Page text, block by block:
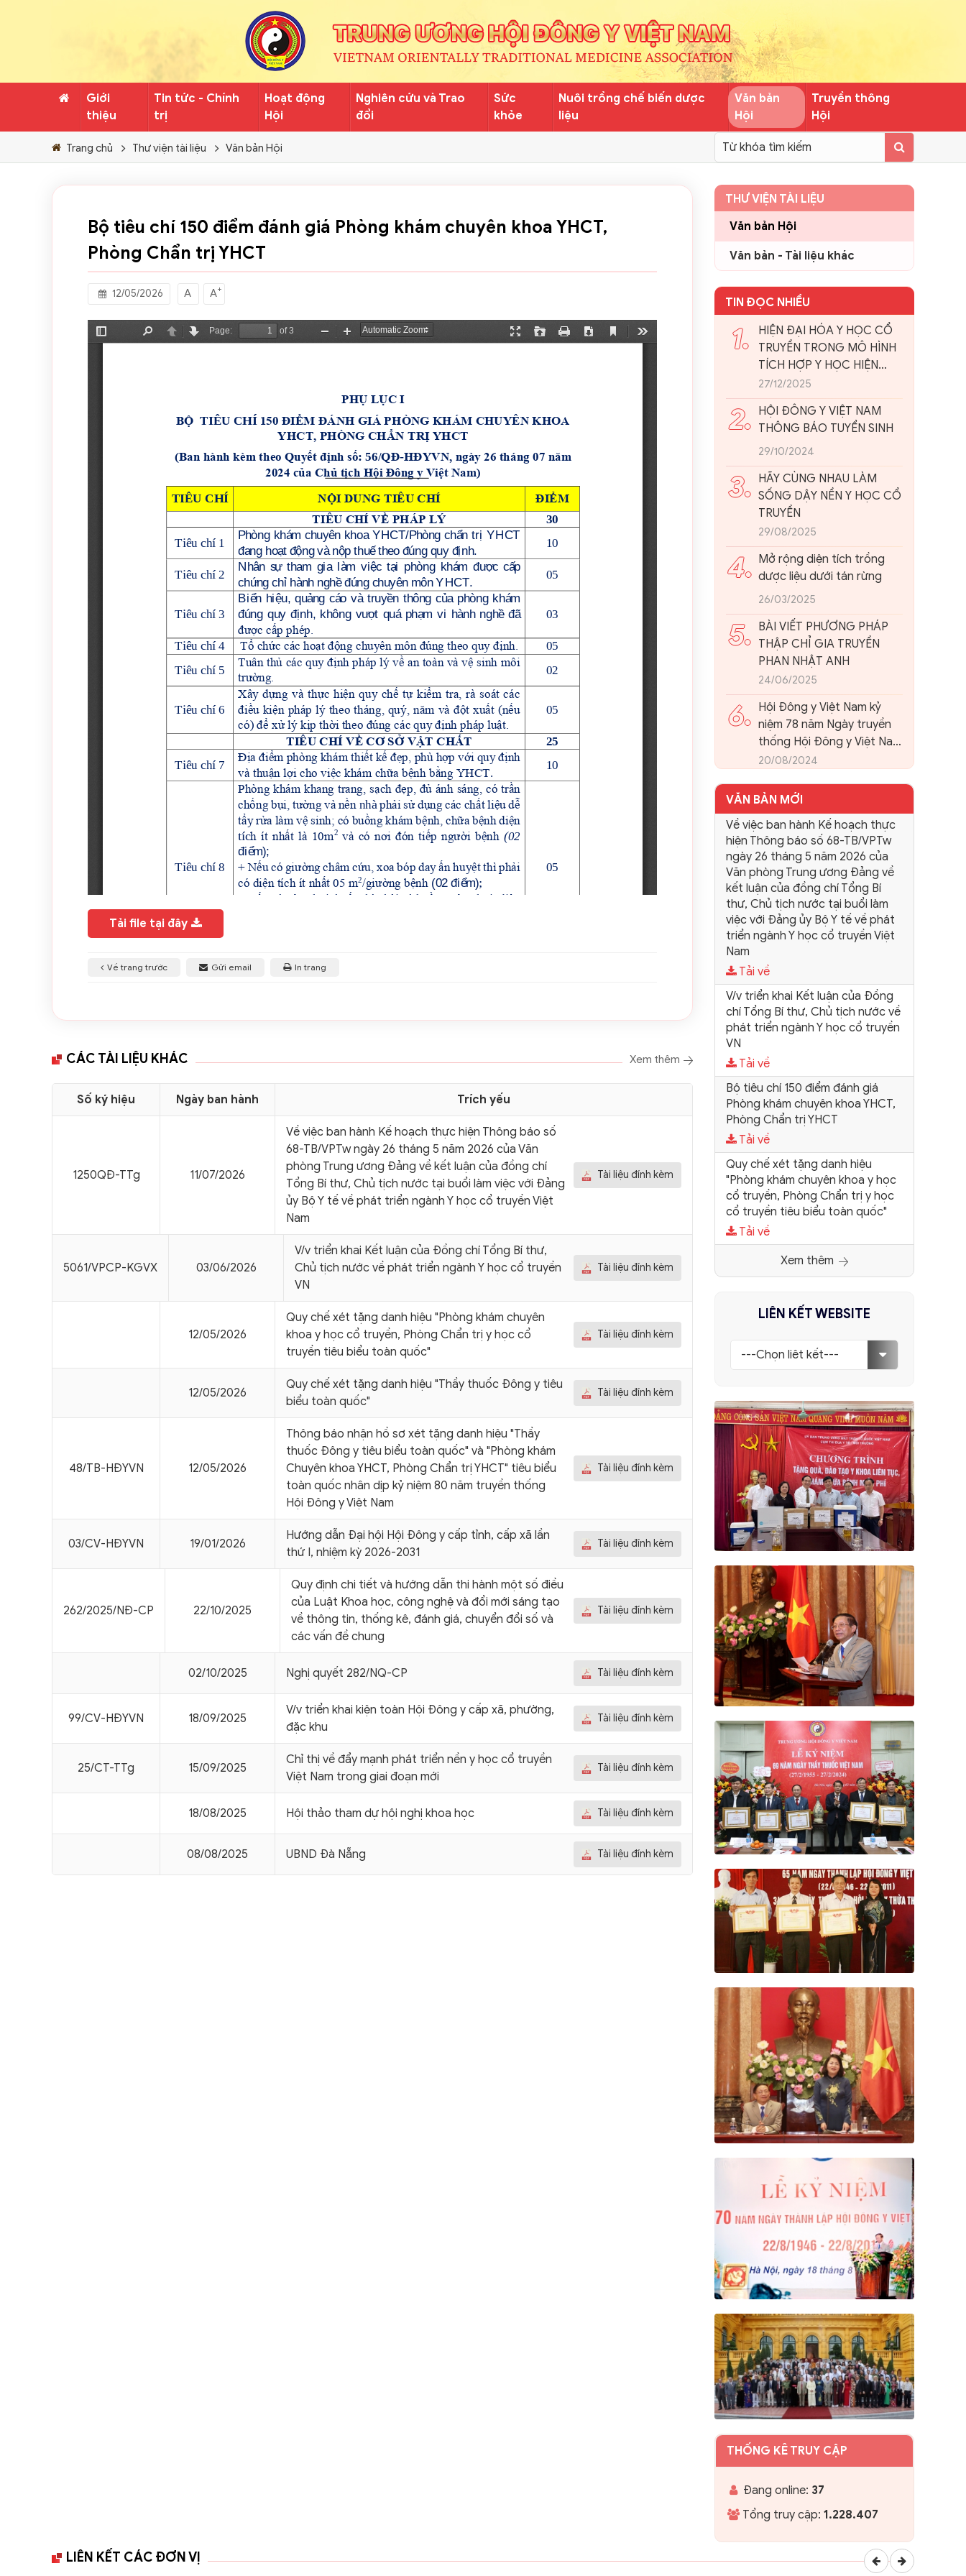
Giới
thiệu
Tin tức - Chính
trị
Hoạt động
Hội
Nghiên cứu và Trao
đổi
Sức
khỏe
Nuôi trồng chế biến dược
liệu
Văn bản
Hội
Truyền thông
Hội
Trang chủ Thư viện tài liệu Văn bản Hội
Bộ tiêu chí 150 điểm đánh giá Phòng khám chuyên khoa YHCT,
Phòng Chẩn trị YHCT
12/05/2026 A A+
Tải file tại đây
Về trang trước Gửi email In trang
CÁC TÀI LIỆU KHÁC Xem thêm
Số ký hiệu Ngày ban hành Trích yếu
1250QÐ-TTg 11/07/2026
Về việc ban hành Kế hoạch thực hiện Thông báo số
68-TB/VPTw ngày 26 tháng 5 năm 2026 của Văn
phòng Trung ương Đảng về kết luận của đồng chí
Tổng Bí thư, Chủ tịch nước tại buổi làm việc với Đảng
ủy Bộ Y tế về phát triển ngành Y học cổ truyền Việt
Nam
Tài liệu đính kèm
5061/VPCP-KGVX 03/06/2026
V/v triển khai Kết luận của Đồng chí Tổng Bí thư,
Chủ tịch nước về phát triển ngành Y học cổ truyền
VN
Tài liệu đính kèm
12/05/2026
Quy chế xét tặng danh hiệu "Phòng khám chuyên
khoa y học cổ truyền, Phòng Chẩn trị y học cổ
truyền tiêu biểu toàn quốc"
Tài liệu đính kèm
12/05/2026
Quy chế xét tặng danh hiệu "Thầy thuốc Đông y tiêu
biểu toàn quốc"
Tài liệu đính kèm
48/TB-HÐYVN 12/05/2026
Thông báo nhận hồ sơ xét tặng danh hiệu "Thầy
thuốc Đông y tiêu biểu toàn quốc" và "Phòng khám
Chuyên khoa YHCT, Phòng Chẩn trị YHCT" tiêu biểu
toàn quốc nhân dịp kỷ niệm 80 năm truyền thống
Hội Đông y Việt Nam
Tài liệu đính kèm
03/CV-HÐYVN 19/01/2026
Hướng dẫn Đại hội Hội Đông y cấp tỉnh, cấp xã lần
thứ I, nhiệm kỳ 2026-2031
Tài liệu đính kèm
262/2025/NÐ-CP 22/10/2025
Quy định chi tiết và hướng dẫn thi hành một số điều
của Luật Khoa học, công nghệ và đổi mới sáng tạo
về thông tin, thống kê, đánh giá, chuyển đổi số và
các vấn đề chung
Tài liệu đính kèm
02/10/2025 Nghị quyết 282/NQ-CP Tài liệu đính kèm
99/CV-HÐYVN 18/09/2025
V/v triển khai kiện toàn Hội Đông y cấp xã, phường,
đặc khu
Tài liệu đính kèm
25/CT-TTg 15/09/2025
Chỉ thị về đẩy mạnh phát triển nền y học cổ truyền
Việt Nam trong giai đoạn mới
Tài liệu đính kèm
18/08/2025 Hội thảo tham dự hội nghị khoa học Tài liệu đính kèm
08/08/2025 UBND Đà Nẵng Tài liệu đính kèm
THƯ VIỆN TÀI LIỆU
Văn bản Hội
Văn bản - Tài liệu khác
TIN ĐỌC NHIỀU
1.
HIỆN ĐẠI HÓA Y HỌC CỔ
TRUYỀN TRONG MÔ HÌNH
TÍCH HỢP Y HỌC HIỆN
ĐẠI: NHÌN TỪ THỰC TIỄN
VIỆT NAM
27/12/2025
2. HỘI ĐÔNG Y VIỆT NAM
THÔNG BÁO TUYỂN SINH
29/10/2024
3. HÃY CÙNG NHAU LÀM
SỐNG DẬY NỀN Y HỌC CỔ
TRUYỀN
29/08/2025
4. Mở rộng diện tích trồng
dược liệu dưới tán rừng
26/03/2025
5. BÀI VIẾT PHƯƠNG PHÁP
THẬP CHỈ GIA TRUYỀN
PHAN NHẬT ANH
24/06/2025
6. Hội Đông y Việt Nam kỷ
niệm 78 năm Ngày truyền
thống Hội Đông y Việt Nam
và tổ chức Hội nghị quán
KL/TW của Ban Bí thư
Trung ương Đảng về phát
triển nền Y học cổ truyền
Việt Nam và Hội Đông y
Việt Nam trong giai đoạn
mới.
20/08/2024
VĂN BẢN MỚI
Về việc ban hành Kế hoạch thực
hiện Thông báo số 68-TB/VPTw
ngày 26 tháng 5 năm 2026 của
Văn phòng Trung ương Đảng về
kết luận của đồng chí Tổng Bí
thư, Chủ tịch nước tại buổi làm
việc với Đảng ủy Bộ Y tế về phát
triển ngành Y học cổ truyền Việt
Nam
Tải về
V/v triển khai Kết luận của Đồng
chí Tổng Bí thư, Chủ tịch nước về
phát triển ngành Y học cổ truyền
VN
Tải về
Bộ tiêu chí 150 điểm đánh giá
Phòng khám chuyên khoa YHCT,
Phòng Chẩn trị YHCT
Tải về
Quy chế xét tặng danh hiệu
"Phòng khám chuyên khoa y học
cổ truyền, Phòng Chẩn trị y học
cổ truyền tiêu biểu toàn quốc"
Tải về
Xem thêm
LIÊN KẾT WEBSITE
THỐNG KÊ TRUY CẬP
Đang online: 37
Tổng truy cập: 1.228.407
LIÊN KẾT CÁC ĐƠN VỊ